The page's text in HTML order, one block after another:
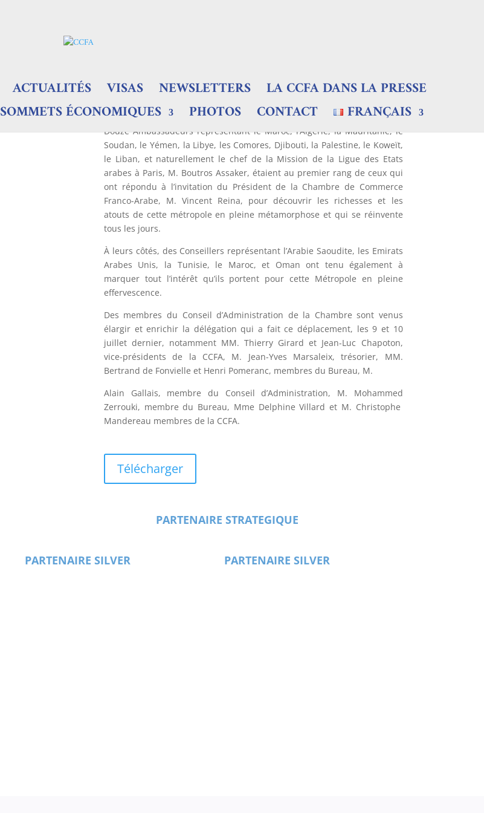
ACTUALITÉS VISAS NEWSLETTERS
LA CCFA DANS LA PRESSE
SOMMETS ÉCONOMIQUES PHOTOS CONTACT FRANÇAIS
Douze Ambassadeurs représentant le Maroc, l’Algérie, la Mauritanie, le
Soudan, le Yémen, la Libye, les Comores, Djibouti, la Palestine, le Koweït,
le Liban, et naturellement le chef de la Mission de la Ligue des Etats
arabes à Paris, M. Boutros Assaker, étaient au premier rang de ceux qui
ont répondu à l’invitation du Président de la Chambre de Commerce
Franco-Arabe, M. Vincent Reina, pour découvrir les richesses et les
atouts de cette métropole en pleine métamorphose et qui se réinvente
tous les jours.
À leurs côtés, des Conseillers représentant l’Arabie Saoudite, les Emirats
Arabes Unis, la Tunisie, le Maroc, et Oman ont tenu également à
marquer tout l’intérêt qu’ils portent pour cette Métropole en pleine
effervescence.
Des membres du Conseil d’Administration de la Chambre sont venus
élargir et enrichir la délégation qui a fait ce déplacement, les 9 et 10
juillet dernier, notamment MM. Thierry Girard et Jean-Luc Chapoton,
vice-présidents de la CCFA, M. Jean-Yves Marsaleix, trésorier, MM.
Bertrand de Fonvielle et Henri Pomeranc, membres du Bureau, M.
Alain Gallais, membre du Conseil d’Administration, M. Mohammed
Zerrouki, membre du Bureau, Mme Delphine Villard et M. Christophe
Mandereau membres de la CCFA.
Télécharger
PARTENAIRE STRATEGIQUE
PARTENAIRE SILVER PARTENAIRE SILVER